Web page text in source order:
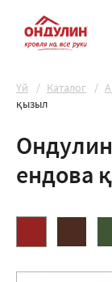
Yй Каталог
қызыл
ендова